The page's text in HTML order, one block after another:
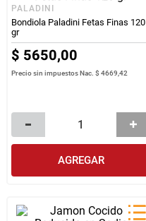
PALADINI
Bondiola Paladini Fetas Finas 120
gr
$ 5650,00
Precio sin impuestos Nac.$ 4669,42
AGREGAR